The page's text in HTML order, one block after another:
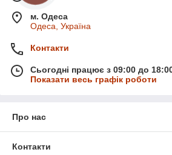
м. Одеса
Одеса, Україна
Контакти
Сьогодні працює з 09:00 до
Показати весь графік роботи
Про нас
Контакти